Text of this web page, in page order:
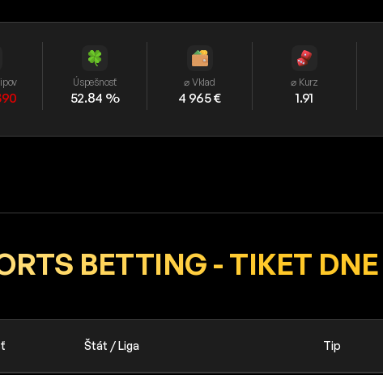
Úspešnosť
52.84 %
⌀ Vklad
4 965 €
⌀ Kurz
1.91
BETTING - TIKET DNE
Štát / Liga Tip